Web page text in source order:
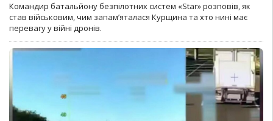
Командир батальйону безпілотних систем «Star» розповів, як
став військовим, чим запам’яталася Курщина та хто нині має
перевагу у війні дронів.